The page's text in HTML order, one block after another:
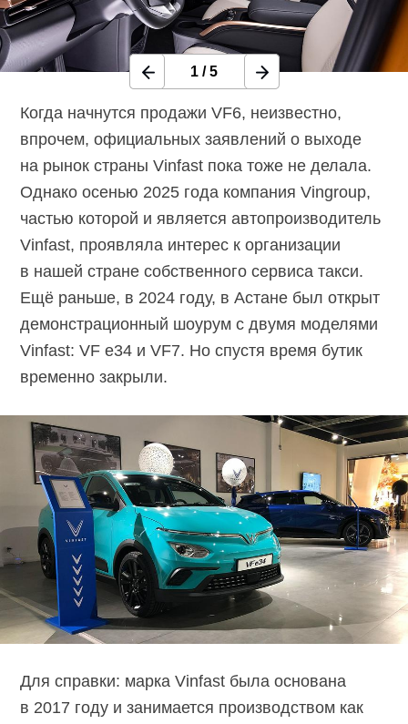
1 /5
Когда начнутся продажи VF6, неизвестно,
впрочем, официальных заявлений о выходе
на рынок страны Vinfast пока тоже не делала.
Однако осенью 2025 года компания Vingroup,
частью которой и является автопроизводитель
Vinfast, проявляла интерес к организации
в нашей стране собственного сервиса такси.
Ещё раньше, в 2024 году, в Астане был открыт
демонстрационный шоурум с двумя моделями
Vinfast: VF e34 и VF7. Но спустя время бутик
временно закрыли.
Для справки: марка Vinfast была основана
в 2017 году и занимается производством как